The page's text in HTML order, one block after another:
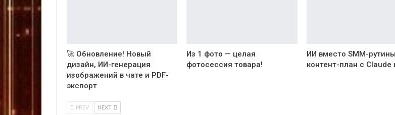
🚀 Обновление! Новый
дизайн, ИИ-генерация
изображений в чате и PDF-
экспорт
Из 1 фото — целая
фотосессия товара!
ИИ вместо SMM-
контент-план с Claude
PREV NEXT